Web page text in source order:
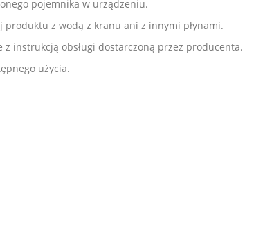
pojemnika w urządzeniu.
z wodą z kranu ani z innymi płynami.
instrukcją obsługi dostarczoną przez producenta.
użycia.